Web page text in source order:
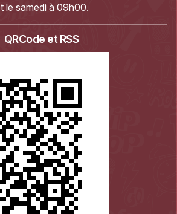
le samedi à 09h00.
QRCode et RSS